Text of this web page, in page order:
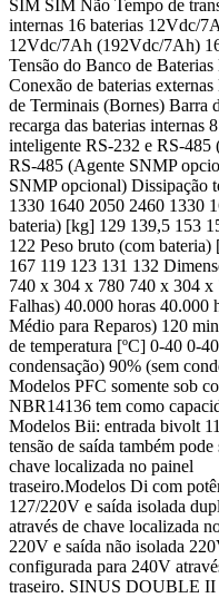
SIM SIM Não Tempo de
internas 16 baterias 12Vdc/
12Vdc/7Ah (192Vdc/7Ah)
Tensão do Banco de
Conexão de baterias
de Terminais (Bornes) Barra
recarga das baterias internas
inteligente RS-232 e RS-
RS-485 (Agente SNMP
SNMP opcional) Dissipação
1330 1640 2050 2460 1330
bateria) [kg] 129 139,5 153
122 Peso bruto (com
167 119 123 131 132
740 x 304 x 780 740 x 304
Falhas) 40.000 horas
Médio para Reparos) 120
de temperatura [ºC] 0-40 0-
condensação) 90% (sem
Modelos PFC somente sob
NBR14136 tem como
Modelos Bii: entrada bivolt
tensão de saída também
chave localizada no painel
traseiro.Modelos Di com
127/220V e saída isolada
através de chave localizada
220V e saída não isolada
configurada para 240V
traseiro. SINUS DOUBLE